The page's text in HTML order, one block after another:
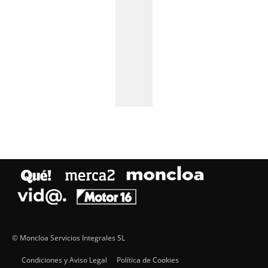
© Moncloa Servicios Integrales SL
Condiciones y Aviso Legal
Política de Cookies